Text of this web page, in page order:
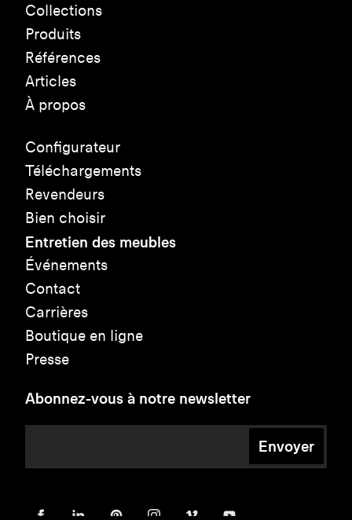
Collections
Produits
Références
Articles
À propos
Configurateur
Téléchargements
Revendeurs
Bien choisir
Entretien des meubles
Événements
Contact
Carrières
Boutique en ligne
Presse
Abonnez-vous à notre newsletter
Envoyer